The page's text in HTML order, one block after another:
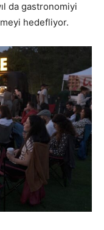
da gastronomiyi
hedefliyor.